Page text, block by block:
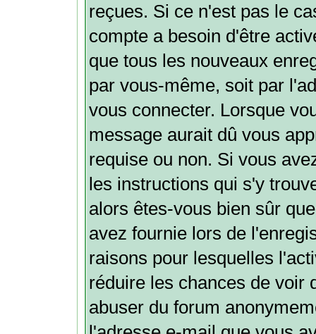
reçues. Si ce n'est pas le
compte a besoin d'être
que tous les nouveaux
par vous-même, soit par
vous connecter. Lorsque
message aurait dû vous
requise ou non. Si vous
les instructions qui s'y
alors êtes-vous bien sûr
avez fournie lors de
raisons pour lesquelles
réduire les chances de voir
abuser du forum